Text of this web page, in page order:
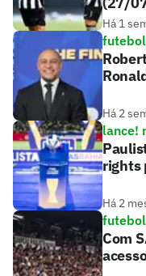
Há 1
Há 2
lance!
rights
Há 2
Com